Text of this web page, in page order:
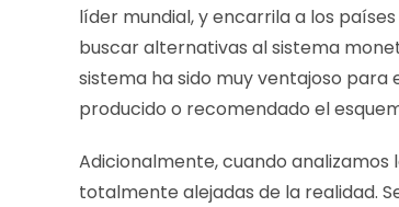
líder mundial, y encarrila a los
buscar alternativas al sistema
sistema ha sido muy ventajoso para
producido o recomendado el
Adicionalmente, cuando analizamos
totalmente alejadas de la realidad.